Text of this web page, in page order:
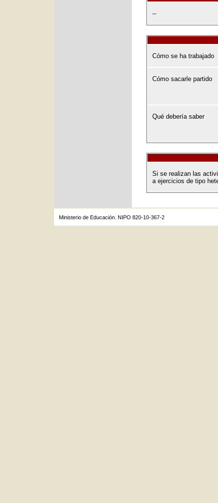
--
Cómo se ha trabajado
Cómo sacarle partido
Qué debería saber
Si se realizan las
a ejercicios de tipo
Ministerio de Educación. NIPO 820-10-367-2